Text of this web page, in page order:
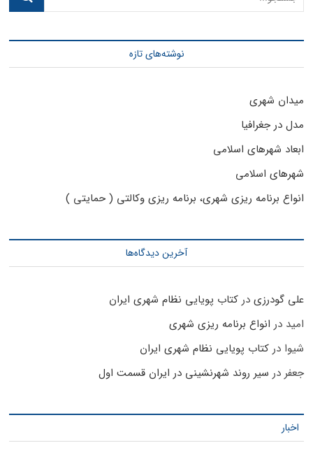
نوشته‌های تازه
میدان شهری
مدل در جغرافیا
ابعاد شهرهای اسلامی
شهرهای اسلامی
انواع برنامه ریزی شهری، برنامه ریزی وکالتی ( حمایتی )
آخرین دیدگاه‌ها
علی گودرزی درکتاب پویایی نظام شهری ایران
امید در انواع برنامه ریزی شهری
شیوا درکتاب پویایی نظام شهری ایران
جعفر در سیر روند شهرنشینی در ایران قسمت اول
اخبار